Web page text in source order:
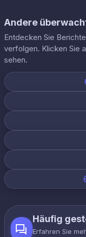
Andere
Entdecken Sie
verfolgen. Klicken Sie
sehen.
Häufig
Erfahren Sie